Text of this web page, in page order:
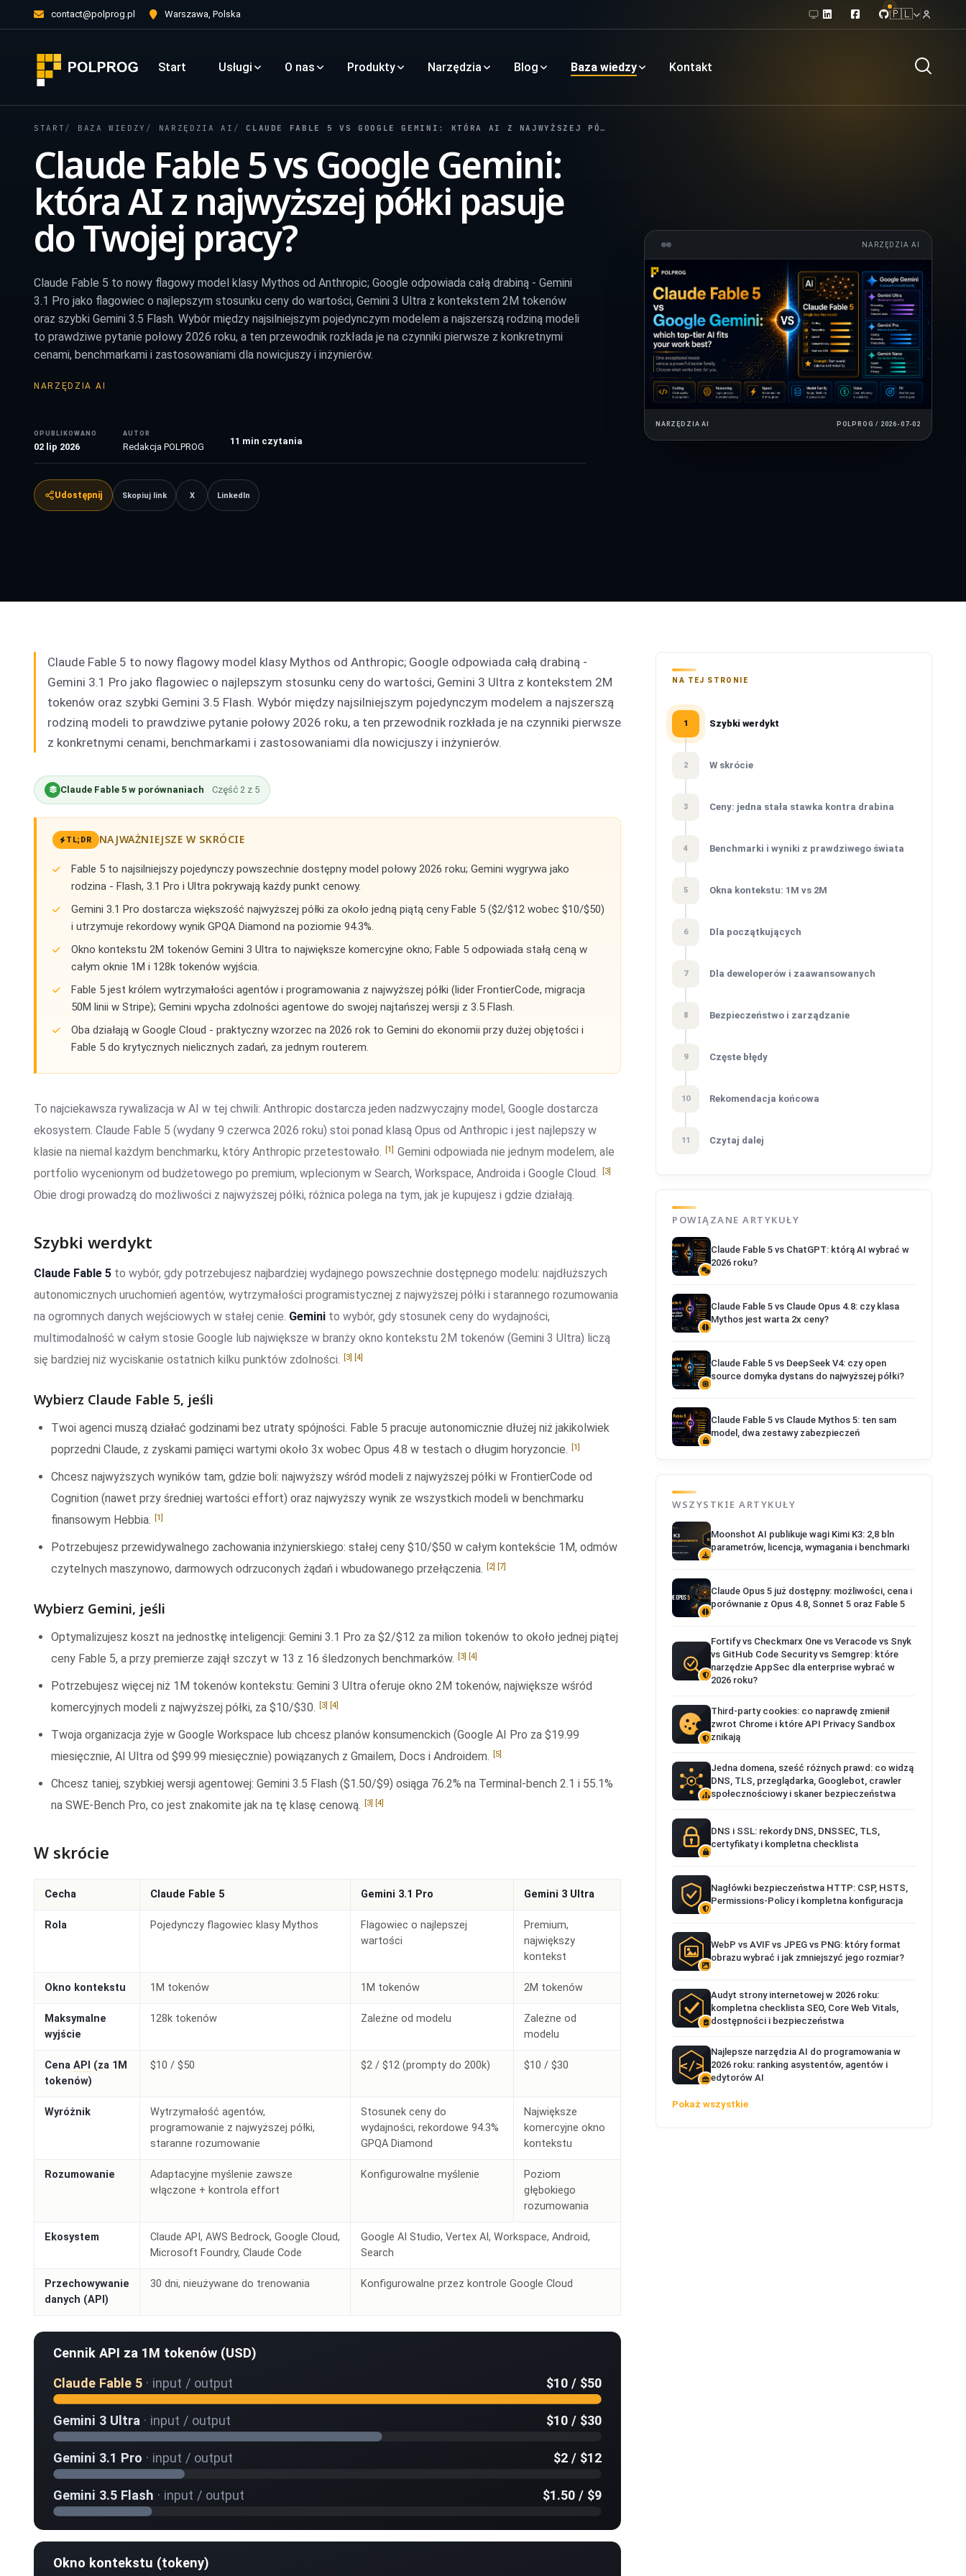
contact@polprog.pl Warszawa, Polska 🇵🇱
Start Usługi O nas Produkty Narzędzia Blog Baza wiedzy Kontakt
START BAZA WIEDZY NARZĘDZIA AI CLAUDE FABLE 5 VS GOOGLE GEMINI: KTÓRA AI Z NAJWYŻSZEJ PÓŁKI PASUJE DO TWOJEJ PRACY?
Claude Fable 5 vs Google Gemini:
która AI z najwyższej półki pasuje
do Twojej pracy?
Claude Fable 5 to nowy flagowy model klasy Mythos od Anthropic; Google odpowiada całą drabiną - Gemini
3.1 Pro jako flagowiec o najlepszym stosunku ceny do wartości, Gemini 3 Ultra z kontekstem 2M tokenów
oraz szybki Gemini 3.5 Flash. Wybór między najsilniejszym pojedynczym modelem a najszerszą rodziną modeli
to prawdziwe pytanie połowy 2026 roku, a ten przewodnik rozkłada je na czynniki pierwsze z konkretnymi
cenami, benchmarkami i zastosowaniami dla nowicjuszy i inżynierów.
NARZĘDZIA AI
OPUBLIKOWANO
02 lip 2026
AUTOR
Redakcja POLPROG
11 min czytania
Udostępnij Skopiuj link X LinkedIn
NARZĘDZIA AI
NARZĘDZIA AI POLPROG / 2026-07-02
Claude Fable 5 to nowy flagowy model klasy Mythos od Anthropic; Google odpowiada całą drabiną -
Gemini 3.1 Pro jako flagowiec o najlepszym stosunku ceny do wartości, Gemini 3 Ultra z kontekstem 2M
tokenów oraz szybki Gemini 3.5 Flash. Wybór między najsilniejszym pojedynczym modelem a najszerszą
rodziną modeli to prawdziwe pytanie połowy 2026 roku, a ten przewodnik rozkłada je na czynniki pierwsze
z konkretnymi cenami, benchmarkami i zastosowaniami dla nowicjuszy i inżynierów.
Claude Fable 5 w porównaniach Część 2 z 5
TL;DR NAJWAŻNIEJSZE W SKRÓCIE
Fable 5 to najsilniejszy pojedynczy powszechnie dostępny model połowy 2026 roku; Gemini wygrywa jako
rodzina - Flash, 3.1 Pro i Ultra pokrywają każdy punkt cenowy.
Gemini 3.1 Pro dostarcza większość najwyższej półki za około jedną piątą ceny Fable 5 ($2/$12 wobec $10/$50)
i utrzymuje rekordowy wynik GPQA Diamond na poziomie 94.3%.
Okno kontekstu 2M tokenów Gemini 3 Ultra to największe komercyjne okno; Fable 5 odpowiada stałą ceną w
całym oknie 1M i 128k tokenów wyjścia.
Fable 5 jest królem wytrzymałości agentów i programowania z najwyższej półki (lider FrontierCode, migracja
50M linii w Stripe); Gemini wpycha zdolności agentowe do swojej najtańszej wersji z 3.5 Flash.
Oba działają w Google Cloud - praktyczny wzorzec na 2026 rok to Gemini do ekonomii przy dużej objętości i
Fable 5 do krytycznych nielicznych zadań, za jednym routerem.
To najciekawsza rywalizacja w AI w tej chwili: Anthropic dostarcza jeden nadzwyczajny model, Google dostarcza
ekosystem. Claude Fable 5 (wydany 9 czerwca 2026 roku) stoi ponad klasą Opus od Anthropic i jest najlepszy w
klasie na niemal każdym benchmarku, który Anthropic przetestowało.
[1] Gemini odpowiada nie jednym modelem, ale
portfolio wycenionym od budżetowego po premium, wplecionym w Search, Workspace, Androida i Google Cloud.
[3]
Obie drogi prowadzą do możliwości z najwyższej półki, różnica polega na tym, jak je kupujesz i gdzie działają.
Szybki werdykt
Claude Fable 5 to wybór, gdy potrzebujesz najbardziej wydajnego powszechnie dostępnego modelu: najdłuższych
autonomicznych uruchomień agentów, wytrzymałości programistycznej z najwyższej półki i starannego rozumowania
na ogromnych danych wejściowych w stałej cenie. Gemini to wybór, gdy stosunek ceny do wydajności,
multimodalność w całym stosie Google lub największe w branży okno kontekstu 2M tokenów (Gemini 3 Ultra) liczą
się bardziej niż wyciskanie ostatnich kilku punktów zdolności.
[3] [4]
Wybierz Claude Fable 5, jeśli
Twoi agenci muszą działać godzinami bez utraty spójności. Fable 5 pracuje autonomicznie dłużej niż jakikolwiek
poprzedni Claude, z zyskami pamięci wartymi około 3x wobec Opus 4.8 w testach o długim horyzoncie. [1]
Chcesz najwyższych wyników tam, gdzie boli: najwyższy wśród modeli z najwyższej półki w FrontierCode od
Cognition (nawet przy średniej wartości effort) oraz najwyższy wynik ze wszystkich modeli w benchmarku
finansowym Hebbia. [1]
Potrzebujesz przewidywalnego zachowania inżynierskiego: stałej ceny $10/$50 w całym kontekście 1M, odmów
czytelnych maszynowo, darmowych odrzuconych żądań i wbudowanego przełączenia. [2] [7]
Wybierz Gemini, jeśli
Optymalizujesz koszt na jednostkę inteligencji: Gemini 3.1 Pro za $2/$12 za milion tokenów to około jednej piątej
ceny Fable 5, a przy premierze zajął szczyt w 13 z 16 śledzonych benchmarków. [3] [4]
Potrzebujesz więcej niż 1M tokenów kontekstu: Gemini 3 Ultra oferuje okno 2M tokenów, największe wśród
komercyjnych modeli z najwyższej półki, za $10/$30. [3] [4]
Twoja organizacja żyje w Google Workspace lub chcesz planów konsumenckich (Google AI Pro za $19.99
miesięcznie, AI Ultra od $99.99 miesięcznie) powiązanych z Gmailem, Docs i Androidem. [5]
Chcesz taniej, szybkiej wersji agentowej: Gemini 3.5 Flash ($1.50/$9) osiąga 76.2% na Terminal-bench 2.1 i 55.1%
na SWE-Bench Pro, co jest znakomite jak na tę klasę cenową. [3] [4]
W skrócie
Cecha Claude Fable 5 Gemini 3.1 Pro Gemini 3 Ultra
Rola Pojedynczy flagowiec klasy Mythos
Flagowiec o najlepszej
wartości
Premium,
największy
kontekst
Okno kontekstu 1M tokenów 1M tokenów 2M tokenów
Maksymalne
wyjście
128k tokenów Zależne od modelu
Zależne od
modelu
CenaAPI (za 1M
tokenów)
$10 / $50 $2 / $12 (prompty do 200k) $10 / $30
Wyróżnik
Wytrzymałość agentów,
programowanie z najwyższej półki,
staranne rozumowanie
Stosunek ceny do
wydajności, rekordowe 94.3%
GPQA Diamond
Największe
komercyjne okno
kontekstu
Rozumowanie
Adaptacyjne myślenie zawsze
włączone + kontrola effort
Konfigurowalne myślenie
Poziom
głębokiego
rozumowania
Ekosystem
Claude API, AWS Bedrock, Google Cloud,
Microsoft Foundry, Claude Code
Google AI Studio, Vertex AI, Workspace, Android,
Search
Przechowywanie
danych (API)
30 dni, nieużywane do trenowania Konfigurowalne przez kontrole Google Cloud
Cennik API za 1M tokenów (USD)
Claude Fable 5 · input / output $10 / $50
Gemini 3 Ultra · input / output $10 / $30
Gemini 3.1 Pro · input / output $2 / $12
Gemini 3.5 Flash · input / output $1.50 / $9
Okno kontekstu (tokeny)
NA TEJ STRONIE
1 Szybki werdykt
2 W skrócie
3 Ceny: jedna stała stawka kontra drabina
4 Benchmarki i wyniki z prawdziwego świata
5 Okna kontekstu: 1M vs 2M
6 Dla początkujących
7 Dla deweloperów i zaawansowanych
8 Bezpieczeństwo i zarządzanie
9 Częste błędy
10 Rekomendacja końcowa
11 Czytaj dalej
POWIĄZANE ARTYKUŁY
Claude Fable 5 vs ChatGPT: którą AI wybrać w
2026 roku?
Claude Fable 5 vs Claude Opus 4.8: czy klasa
Mythos jest warta 2x ceny?
Claude Fable 5 vs DeepSeek V4: czy open
source domyka dystans do najwyższej półki?
Claude Fable 5 vs Claude Mythos 5: ten sam
model, dwa zestawy zabezpieczeń
WSZYSTKIE ARTYKUŁY
Moonshot AI publikuje wagi Kimi K3: 2,8 bln
parametrów, licencja, wymagania i benchmarki
Claude Opus 5 już dostępny: możliwości, cena i
porównanie z Opus 4.8, Sonnet 5 oraz Fable 5
Fortify vs Checkmarx One vs Veracode vs Snyk
vs GitHub Code Security vs Semgrep: które
narzędzie AppSec dla enterprise wybrać w
2026 roku?
Third-party cookies: co naprawdę zmienił
zwrot Chrome i które API Privacy Sandbox
znikają
Jedna domena, sześć różnych prawd: co widzą
DNS, TLS, przeglądarka, Googlebot, crawler
społecznościowy i skaner bezpieczeństwa
DNS i SSL: rekordy DNS, DNSSEC, TLS,
certyfikaty i kompletna checklista
Nagłówki bezpieczeństwa HTTP: CSP, HSTS,
Permissions-Policy i kompletna konfiguracja
WebP vs AVIF vs JPEG vs PNG: który format
obrazu wybrać i jak zmniejszyć jego rozmiar?
Audyt strony internetowej w 2026 roku:
kompletna checklista SEO, Core Web Vitals,
dostępności i bezpieczeństwa
Najlepsze narzędzia AI do programowania w
2026 roku: ranking asystentów, agentów i
edytorów AI
Pokaż wszystkie